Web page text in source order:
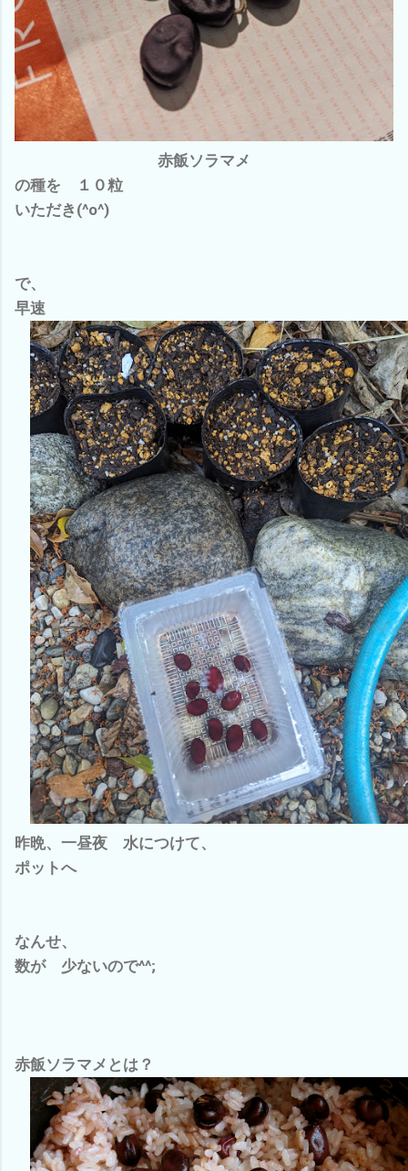
赤飯ソラマメ
の種を １０粒
いただき(^o^)
で、
早速
昨晩、一昼夜 水につけて、
ポットへ
なんせ、
数が 少ないので^^;
赤飯ソラマメとは？